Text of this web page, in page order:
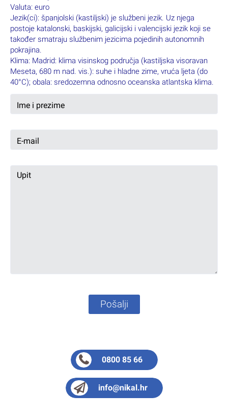
Valuta: euro
Jezik(ci): španjolski (kastiljski) je službeni jezik. Uz njega
postoje katalonski, baskijski, galicijski i valencijski jezik koji se
također smatraju službenim jezicima pojedinih autonomnih
pokrajina.
Klima: Madrid: klima visinskog područja (kastiljska visoravan
Meseta, 680 m nad. vis.): suhe i hladne zime, vruća ljeta (do
40°C); obala: sredozemna odnosno oceanska atlantska klima.
Pošalji
0800 85 66
info@nikal.hr